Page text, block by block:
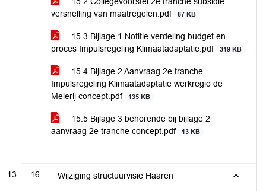
versnelling van maatregelen.pdf
87 KB
15.3 Bijlage 1 Notitie verdeling budget en
proces Impulsregeling Klimaatadaptatie.pdf
319 KB
15.4 Bijlage 2 Aanvraag 2e tranche
Impulsregeling Klimaatadaptatie werkregio de
Meierij concept.pdf
135 KB
15.5 Bijlage 3 behorende bij bijlage 2
aanvraag 2e tranche concept.pdf
13 KB
16 Wijziging structuurvisie Haaren